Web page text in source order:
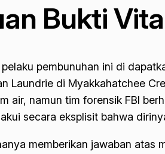
Bukti
pembunuhan ini di
Laundrie di Myakkahatchee
air, namun tim forensik FBI
secara eksplisit bahwa
memberikan jawaban